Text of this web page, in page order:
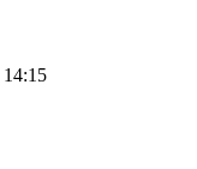
14:15